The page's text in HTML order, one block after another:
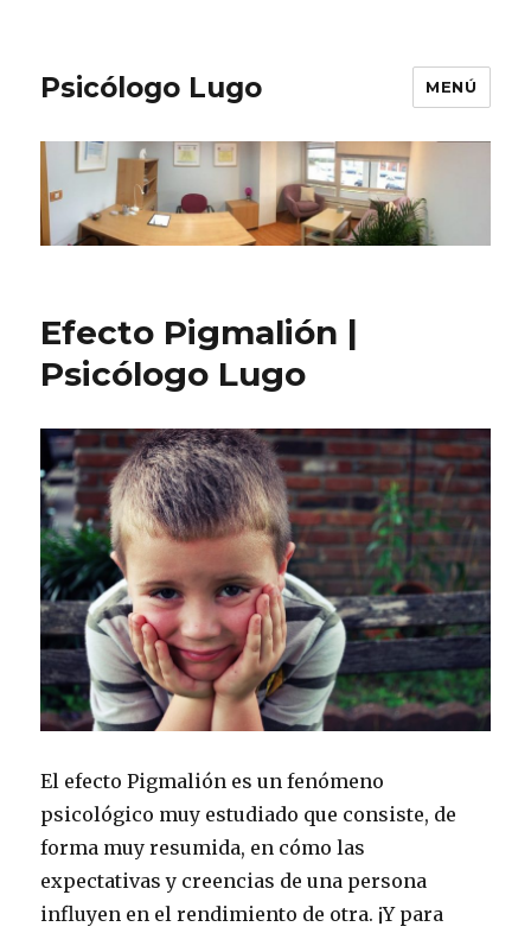
Psicólogo Lugo MENÚ
Efecto Pigmalión |
Psicólogo Lugo
El efecto Pigmalión es un fenómeno
psicológico muy estudiado que consiste, de
forma muy resumida, en cómo las
expectativas y creencias de una persona
influyen en el rendimiento de otra. ¡Y para